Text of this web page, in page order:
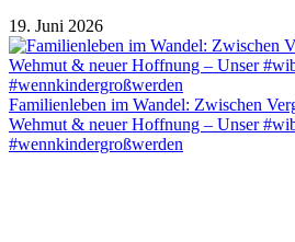
19. Juni 2026
Familienleben im Wandel: Zwischen
Wehmut & neuer Hoffnung – Unser
#wennkindergroßwerden